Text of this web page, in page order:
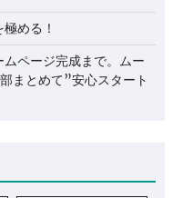
める！
ムページ完成まで。ムー
まとめて”安心スタート